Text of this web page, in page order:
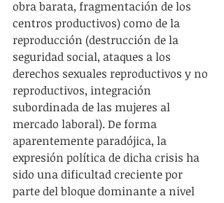
obra barata, fragmentación de los
centros productivos) como de la
reproducción (destrucción de la
seguridad social, ataques a los
derechos sexuales reproductivos y no
reproductivos, integración
subordinada de las mujeres al
mercado laboral). De forma
aparentemente paradójica, la
expresión política de dicha crisis ha
sido una dificultad creciente por
parte del bloque dominante a nivel